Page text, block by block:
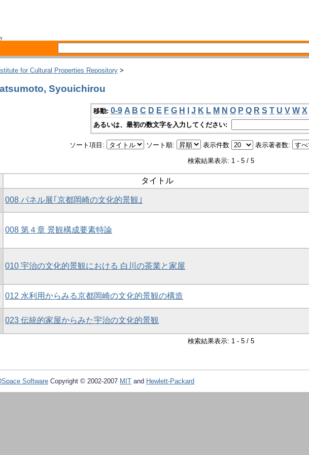
for Cultural Properties Repository >
Syouichirou
移動: 0-9 A B C D E F G H J K L M N O P Q R S T U V W X
あるいは、最初の数文字を入力してください:
ソート項目: ソート順: 表示件数 表示著者数:
検索結果表示: 1 - 5 / 5
タイトル
008 パネル展｢京都岡崎の文化的景観｣
008 第４章 景観構成要素特論
010 宇治の文化的景観における 白川の茶業と家屋
012 水利用からみる京都岡崎の文化的景観の構造
023 伝統的家屋からみた宇治の文化的景観
検索結果表示: 1 - 5 / 5
Software Copyright © 2002-2007 MIT and Hewlett-Packard